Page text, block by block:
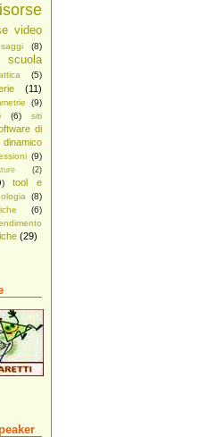
video
saggi
(8)
scuola
(5)
(11)
(9)
(6)
siti
di
dinamico
(9)
(2)
tool e
(8)
(6)
(29)